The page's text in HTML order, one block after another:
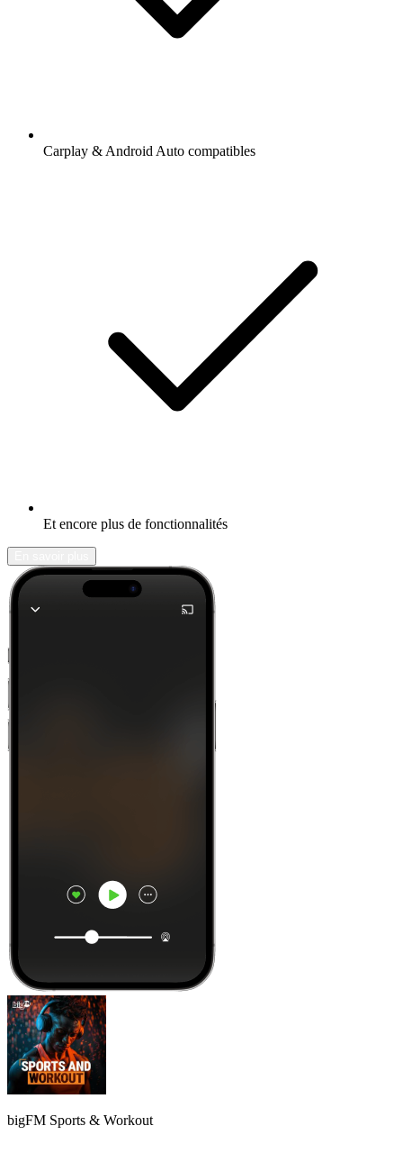
Carplay & Android Auto compatibles
Et encore plus de fonctionnalités
bigFM Sports & Workout